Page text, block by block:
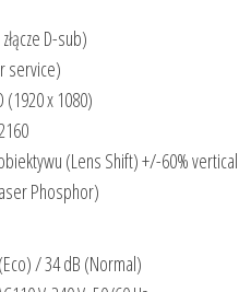
D-sub)
service)
(1920 x 1080)
(Lens Shift) +/-60%
Phosphor)
/ 34 dB (Normal)